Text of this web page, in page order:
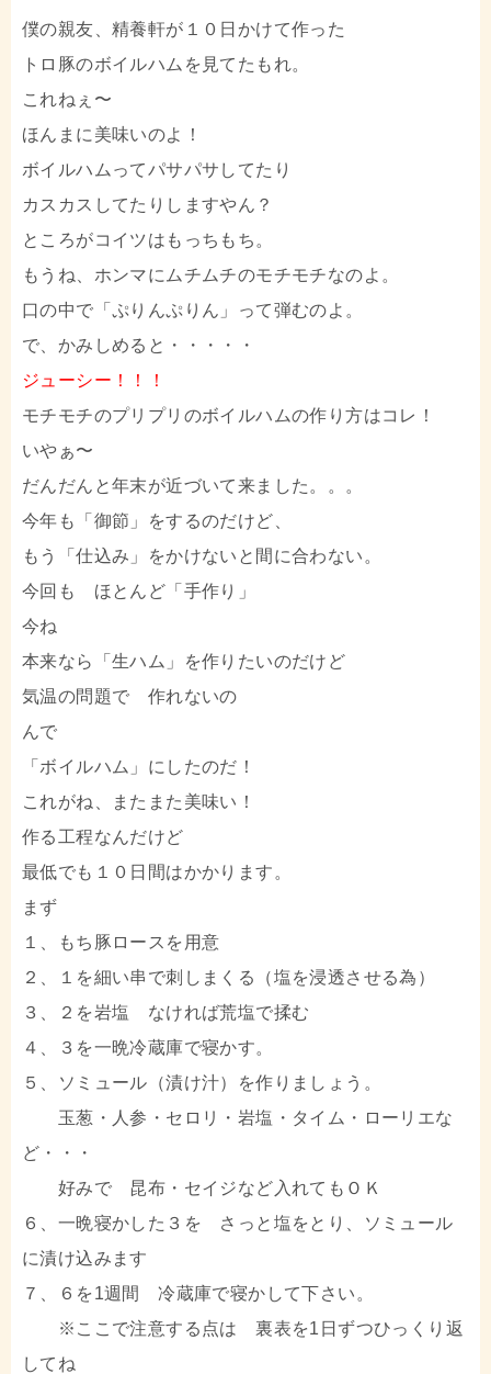
僕の親友、精養軒が１０日かけて作った
トロ豚のボイルハムを見てたもれ。
これねぇ〜
ほんまに美味いのよ！
ボイルハムってパサパサしてたり
カスカスしてたりしますやん？
ところがコイツはもっちもち。
もうね、ホンマにムチムチのモチモチなのよ。
口の中で「ぷりんぷりん」って弾むのよ。
で、かみしめると・・・・・
ジューシー！！！
モチモチのプリプリのボイルハムの作り方はコレ！
いやぁ〜
だんだんと年末が近づいて来ました。。。
今年も「御節」をするのだけど、
もう「仕込み」をかけないと間に合わない。
今回も ほとんど「手作り」
今ね
本来なら「生ハム」を作りたいのだけど
気温の問題で 作れないの
んで
「ボイルハム」にしたのだ！
これがね、またまた美味い！
作る工程なんだけど
最低でも１０日間はかかります。
まず
１、もち豚ロースを用意
２、１を細い串で刺しまくる（塩を浸透させる為）
３、２を岩塩 なければ荒塩で揉む
４、３を一晩冷蔵庫で寝かす。
５、ソミュール（漬け汁）を作りましょう。
玉葱・人参・セロリ・岩塩・タイム・ローリエな
ど・・・
好みで 昆布・セイジなど入れてもＯＫ
６、一晩寝かした３を さっと塩をとり、ソミュール
に漬け込みます
７、６を1週間 冷蔵庫で寝かして下さい。
※ここで注意する点は 裏表を1日ずつひっくり返
してね